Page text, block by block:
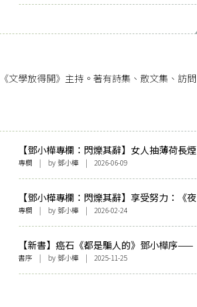
文學放得開》主持。著有詩集、散文集、訪問
【鄧小樺專欄：閃爍其辭】女人抽薄荷長煙
——看政府控煙加辣
專欄 | by鄧小樺 | 2026-06-09
【鄧小樺專欄：閃爍其辭】享受努力：《夜
王》決戰《金多寶》
專欄 | by鄧小樺 | 2026-02-24
【新書】癌石《都是騙人的》鄧小樺序——
〈且從其本〉
書序 | by鄧小樺 | 2025-11-25